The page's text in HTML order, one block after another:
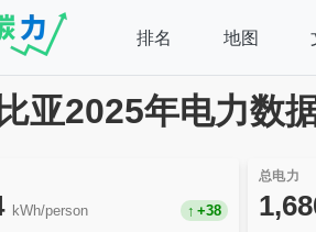
排名 地图
亚2025年电力数
kWh/person +38
总电力